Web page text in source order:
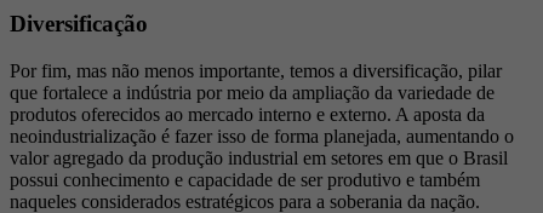
Diversificação
Por fim, mas não menos importante, temos a diversificação, pilar
que fortalece a indústria por meio da ampliação da variedade de
produtos oferecidos ao mercado interno e externo. A aposta da
neoindustrialização é fazer isso de forma planejada, aumentando o
valor agregado da produção industrial em setores em que o Brasil
possui conhecimento e capacidade de ser produtivo e também
naqueles considerados estratégicos para a soberania da nação.